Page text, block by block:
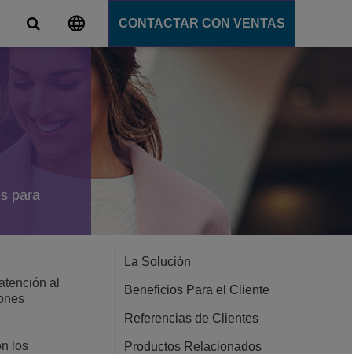
CONTACTAR CON VENTAS
para
al
los
La Solución
Beneficios Para el Cliente
Referencias de Clientes
Productos Relacionados